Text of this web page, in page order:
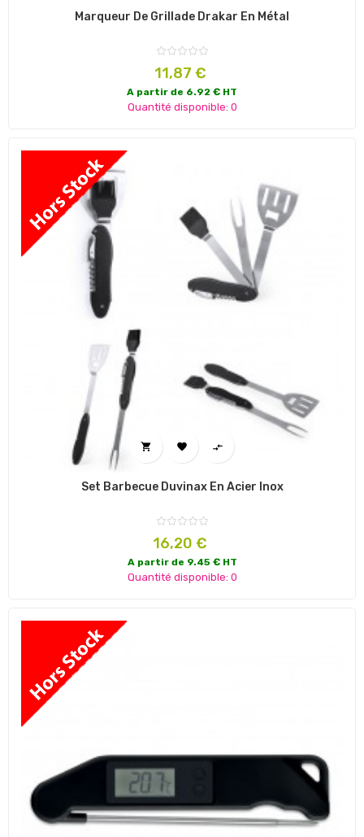
Marqueur De Grillade Drakar En Métal
Prix
11,87 €
A partir de 6.92 € HT
Quantité disponible: 0
  
Set Barbecue Duvinax En Acier Inox
Prix
16,20 €
A partir de 9.45 € HT
Quantité disponible: 0